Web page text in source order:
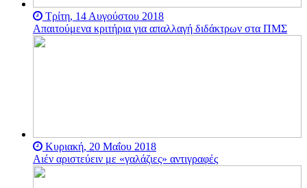
απευθείας διορισμούς
Πρυτάνεων - όπως με τον
διορισμό του
εξωπανεπιστημιακού
πολιτικού στελέχους του
προπύργιο υπεράσπισης
της δημοκρατίας και της
ελευθερίας απευθύνει
κάλεσμα σε όλους τους
ελεύθερους ανθρώπους της
Τρίτη, 14 Αυγούστου 2018
Απαιτούμενα κριτήρια για απαλλαγή διδάκτρων στα ΠΜΣ
Κυριακή, 20 Μαΐου 2018
Αιέν αριστεύειν με «γαλάζιες» αντιγραφές